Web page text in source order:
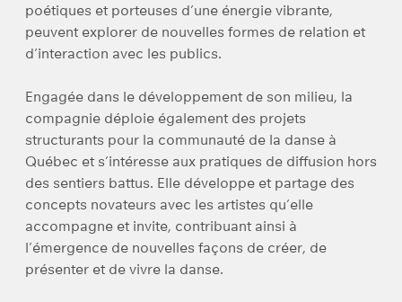
poétiques et porteuses d’une énergie vibrante,
peuvent explorer de nouvelles formes de relation et
d’interaction avec les publics.
Engagée dans le développement de son milieu, la
compagnie déploie également des projets
structurants pour la communauté de la danse à
Québec et s’intéresse aux pratiques de diffusion hors
des sentiers battus. Elle développe et partage des
concepts novateurs avec les artistes qu’elle
accompagne et invite, contribuant ainsi à
l’émergence de nouvelles façons de créer, de
présenter et de vivre la danse.